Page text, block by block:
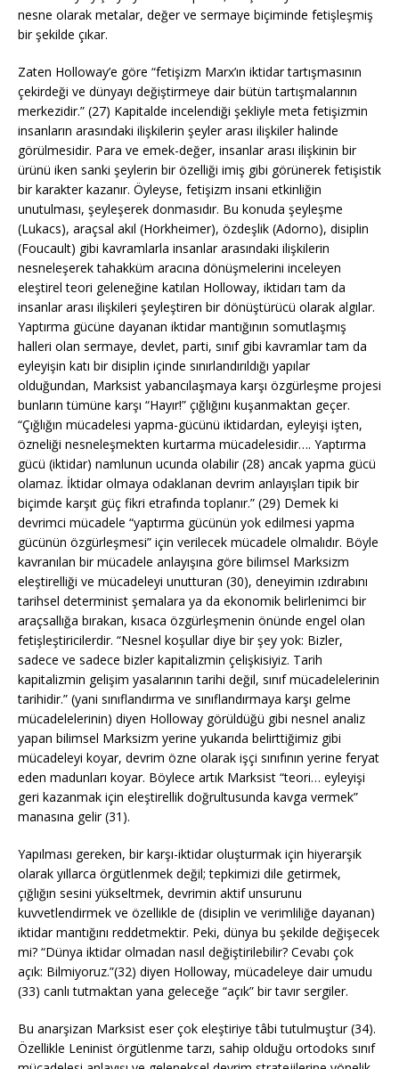
nesne olarak metalar, değer ve sermaye biçiminde fetişleşmiş
bir şekilde çıkar.
Zaten Holloway’e göre “fetişizm Marx’ın iktidar tartışmasının
çekirdeği ve dünyayı değiştirmeye dair bütün tartışmalarının
merkezidir.” (27) Kapitalde incelendiği şekliyle meta fetişizmin
insanların arasındaki ilişkilerin şeyler arası ilişkiler halinde
görülmesidir. Para ve emek-değer, insanlar arası ilişkinin bir
ürünü iken sanki şeylerin bir özelliği imiş gibi görünerek fetişistik
bir karakter kazanır. Öyleyse, fetişizm insani etkinliğin
unutulması, şeyleşerek donmasıdır. Bu konuda şeyleşme
(Lukacs), araçsal akıl (Horkheimer), özdeşlik (Adorno), disiplin
(Foucault) gibi kavramlarla insanlar arasındaki ilişkilerin
nesneleşerek tahakküm aracına dönüşmelerini inceleyen
eleştirel teori geleneğine katılan Holloway, iktidarı tam da
insanlar arası ilişkileri şeyleştiren bir dönüştürücü olarak algılar.
Yaptırma gücüne dayanan iktidar mantığının somutlaşmış
halleri olan sermaye, devlet, parti, sınıf gibi kavramlar tam da
eyleyişin katı bir disiplin içinde sınırlandırıldığı yapılar
olduğundan, Marksist yabancılaşmaya karşı özgürleşme projesi
bunların tümüne karşı “Hayır!” çığlığını kuşanmaktan geçer.
“Çığlığın mücadelesi yapma-gücünü iktidardan, eyleyişi işten,
özneliği nesneleşmekten kurtarma mücadelesidir…. Yaptırma
gücü (iktidar) namlunun ucunda olabilir (28) ancak yapma gücü
olamaz. İktidar olmaya odaklanan devrim anlayışları tipik bir
biçimde karşıt güç fikri etrafında toplanır.” (29) Demek ki
devrimci mücadele “yaptırma gücünün yok edilmesi yapma
gücünün özgürleşmesi” için verilecek mücadele olmalıdır. Böyle
kavranılan bir mücadele anlayışına göre bilimsel Marksizm
eleştirelliği ve mücadeleyi unutturan (30), deneyimin ızdırabını
tarihsel determinist şemalara ya da ekonomik belirlenimci bir
araçsallığa bırakan, kısaca özgürleşmenin önünde engel olan
fetişleştiricilerdir. “Nesnel koşullar diye bir şey yok: Bizler,
sadece ve sadece bizler kapitalizmin çelişkisiyiz. Tarih
kapitalizmin gelişim yasalarının tarihi değil, sınıf mücadelelerinin
tarihidir.” (yani sınıflandırma ve sınıflandırmaya karşı gelme
mücadelelerinin) diyen Holloway görüldüğü gibi nesnel analiz
yapan bilimsel Marksizm yerine yukarıda belirttiğimiz gibi
mücadeleyi koyar, devrim özne olarak işçi sınıfının yerine feryat
eden madunları koyar. Böylece artık Marksist “teori… eyleyişi
geri kazanmak için eleştirellik doğrultusunda kavga vermek”
manasına gelir (31).
Yapılması gereken, bir karşı-iktidar oluşturmak için hiyerarşik
olarak yıllarca örgütlenmek değil; tepkimizi dile getirmek,
çığlığın sesini yükseltmek, devrimin aktif unsurunu
kuvvetlendirmek ve özellikle de (disiplin ve verimliliğe dayanan)
iktidar mantığını reddetmektir. Peki, dünya bu şekilde değişecek
mi? “Dünya iktidar olmadan nasıl değiştirilebilir? Cevabı çok
açık: Bilmiyoruz.”(32) diyen Holloway, mücadeleye dair umudu
(33) canlı tutmaktan yana geleceğe “açık” bir tavır sergiler.
Bu anarşizan Marksist eser çok eleştiriye tâbi tutulmuştur (34).
Özellikle Leninist örgütlenme tarzı, sahip olduğu ortodoks sınıf